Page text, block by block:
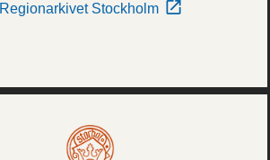
Regionarkivet Stockholm